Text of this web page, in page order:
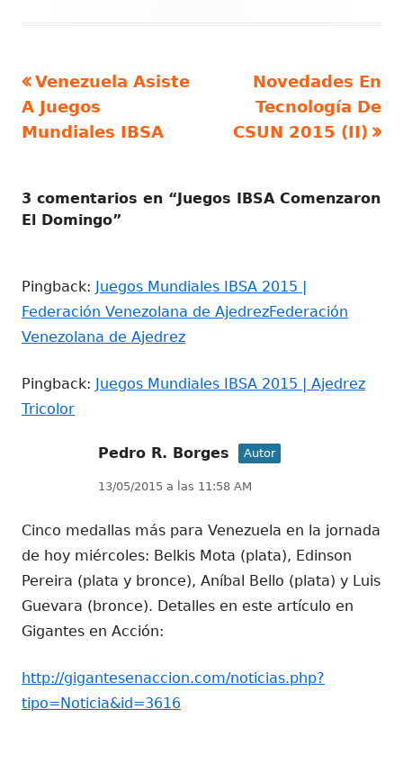
Navegación
de
Artículo
anterior
Venezuela Asiste
A Juegos
Mundiales IBSA
Artículo
siguiente
Novedades En
Tecnología De
CSUN 2015 (II)
3 comentarios en “Juegos IBSA Comenzaron
El Domingo”
Pingback: Juegos Mundiales IBSA 2015 |
Federación Venezolana de AjedrezFederación
Venezolana de Ajedrez
Pingback: Juegos Mundiales IBSA 2015 | Ajedrez
Tricolor
Pedro R. Borges Autor
13/05/2015 a las 11:58 AM
Cinco medallas más para Venezuela en la jornada
de hoy miércoles: Belkis Mota (plata), Edinson
Pereira (plata y bronce), Aníbal Bello (plata) y Luis
Guevara (bronce). Detalles en este artículo en
Gigantes en Acción:
http://gigantesenaccion.com/noticias.php?
tipo=Noticia&id=3616